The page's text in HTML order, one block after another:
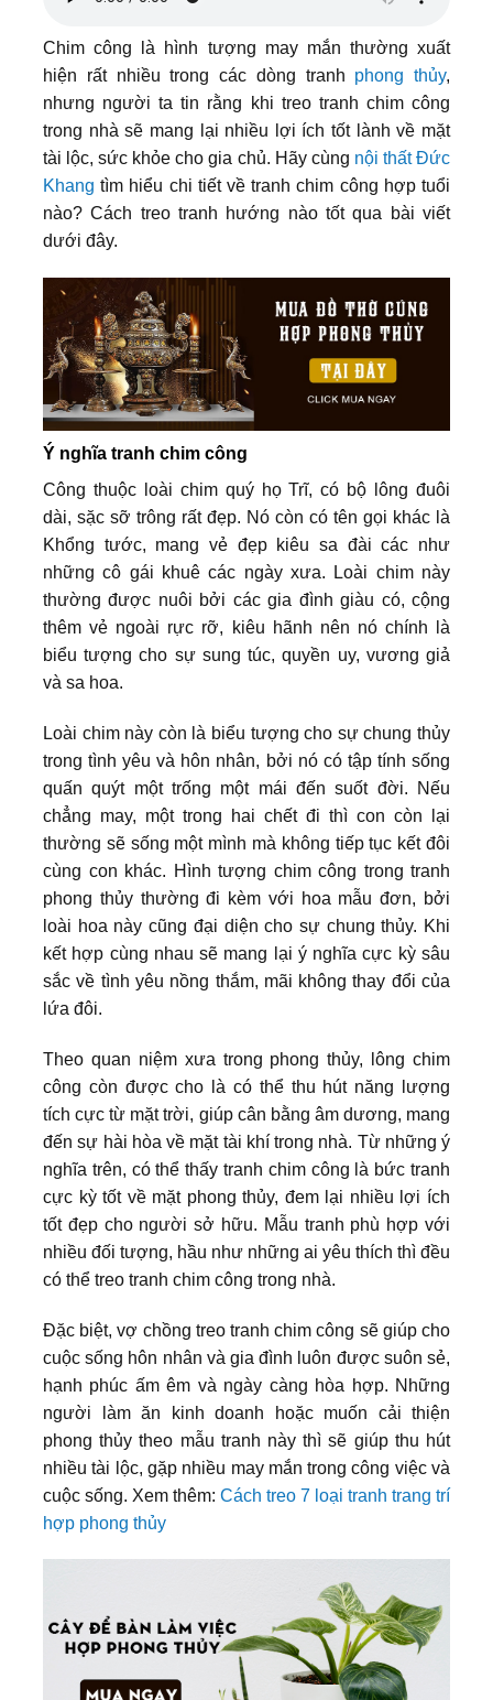
Chim công là hình tượng may mắn thường xuất
hiện rất nhiều trong các dòng tranh phong thủy,
nhưng người ta tin rằng khi treo tranh chim công
trong nhà sẽ mang lại nhiều lợi ích tốt lành về mặt
tài lộc, sức khỏe cho gia chủ. Hãy cùng nội thất Đức
Khang tìm hiểu chi tiết về tranh chim công hợp tuổi
nào? Cách treo tranh hướng nào tốt qua bài viết
dưới đây.
Ý nghĩa tranh chim công
Công thuộc loài chim quý họ Trĩ, có bộ lông đuôi
dài, sặc sỡ trông rất đẹp. Nó còn có tên gọi khác là
Khổng tước, mang vẻ đẹp kiêu sa đài các như
những cô gái khuê các ngày xưa. Loài chim này
thường được nuôi bởi các gia đình giàu có, cộng
thêm vẻ ngoài rực rỡ, kiêu hãnh nên nó chính là
biểu tượng cho sự sung túc, quyền uy, vương giả
và sa hoa.
Loài chim này còn là biểu tượng cho sự chung thủy
trong tình yêu và hôn nhân, bởi nó có tập tính sống
quấn quýt một trống một mái đến suốt đời. Nếu
chẳng may, một trong hai chết đi thì con còn lại
thường sẽ sống một mình mà không tiếp tục kết đôi
cùng con khác. Hình tượng chim công trong tranh
phong thủy thường đi kèm với hoa mẫu đơn, bởi
loài hoa này cũng đại diện cho sự chung thủy. Khi
kết hợp cùng nhau sẽ mang lại ý nghĩa cực kỳ sâu
sắc về tình yêu nồng thắm, mãi không thay đổi của
lứa đôi.
Theo quan niệm xưa trong phong thủy, lông chim
công còn được cho là có thể thu hút năng lượng
tích cực từ mặt trời, giúp cân bằng âm dương, mang
đến sự hài hòa về mặt tài khí trong nhà. Từ những ý
nghĩa trên, có thể thấy tranh chim công là bức tranh
cực kỳ tốt về mặt phong thủy, đem lại nhiều lợi ích
tốt đẹp cho người sở hữu. Mẫu tranh phù hợp với
nhiều đối tượng, hầu như những ai yêu thích thì đều
có thể treo tranh chim công trong nhà.
Đặc biệt, vợ chồng treo tranh chim công sẽ giúp cho
cuộc sống hôn nhân và gia đình luôn được suôn sẻ,
hạnh phúc ấm êm và ngày càng hòa hợp. Những
người làm ăn kinh doanh hoặc muốn cải thiện
phong thủy theo mẫu tranh này thì sẽ giúp thu hút
nhiều tài lộc, gặp nhiều may mắn trong công việc và
cuộc sống. Xem thêm: Cách treo 7 loại tranh trang trí
hợp phong thủy